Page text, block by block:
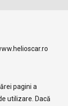
pagini a
utilizare. Dacă